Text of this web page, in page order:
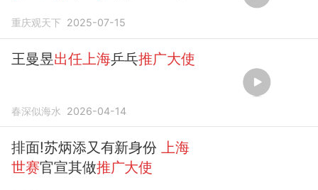
重庆观天下 2025-07-15
王曼昱出任上海乒乓推广大使
春深似海水 2026-04-14
排面!苏炳添又有新身份 上海
世赛官宣其做推广大使